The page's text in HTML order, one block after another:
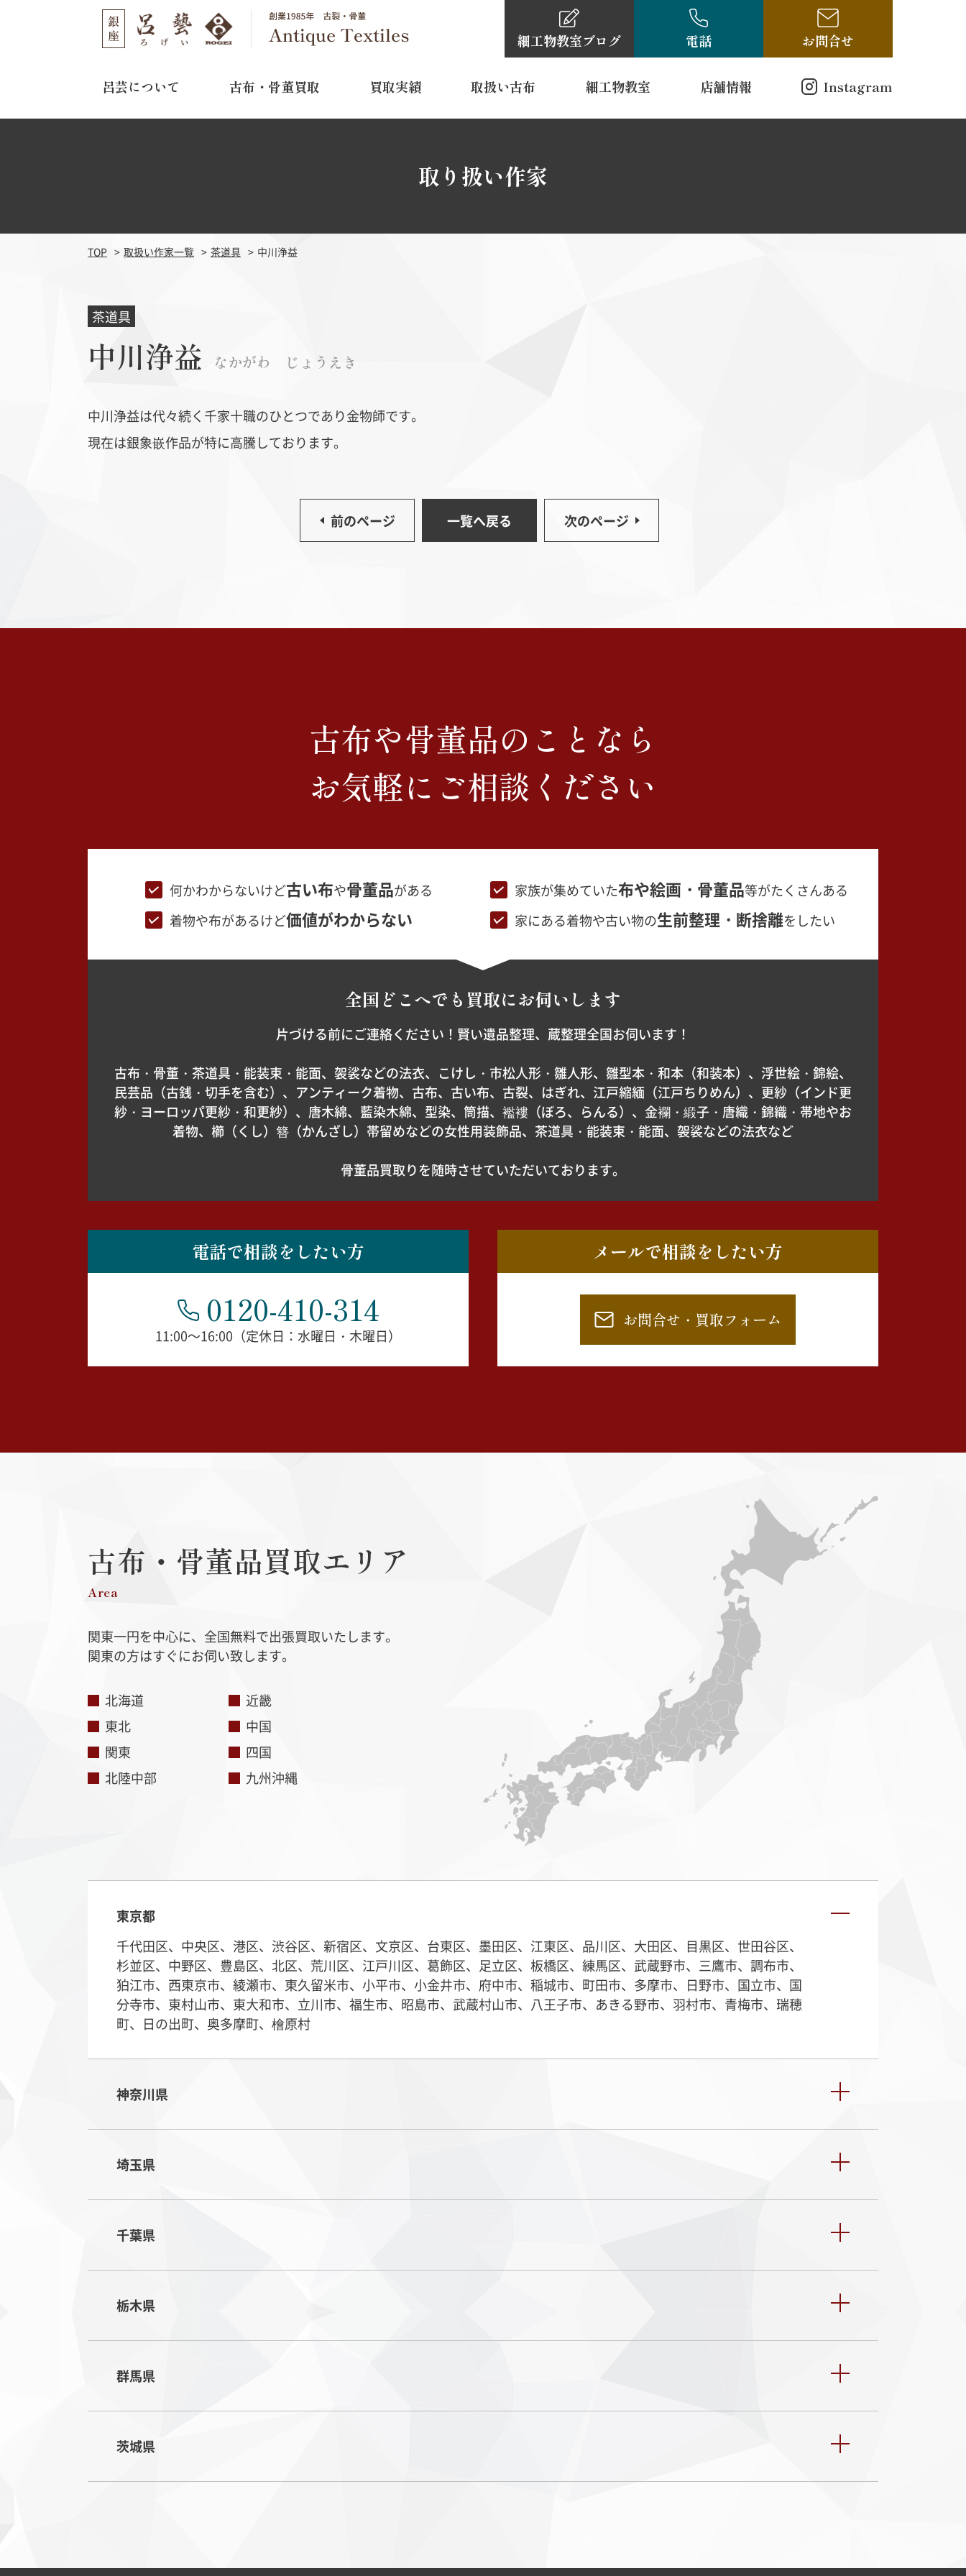
細工物教室ブログ 電話
定休日
水曜日・木曜日
TEL
お問合せ
呂芸について 古布・骨董買取
よくある質問
買取実績 取扱い古布 細工物教室 店舗情報 Instagram
取り扱い作家
TOP 取扱い作家一覧 茶道具 中川浄益
茶道具
中川浄益 なかがわ じょうえき
中川浄益は代々続く千家十職のひとつであり金物師です。
現在は銀象嵌作品が特に高騰しております。
前のページ 一覧へ戻る 次のページ
古布や骨董品のことなら
お気軽にご相談ください
何かわからないけど古い布や骨董品がある 家族が集めていた布や絵画・骨董品等がたくさんある
着物や布があるけど価値がわからない 家にある着物や古い物の生前整理・断捨離をしたい
全国どこへでも 買取にお伺いします
片づける前にご連絡ください！賢い遺品整理、蔵整理全国お伺います！
古布・骨董・茶道具・能装束・能面、袈裟などの法衣、こけし・市松人形・雛人形、雛型本・和本（和装本）、浮世絵・錦絵、
民芸品（古銭・切手を含む）、アンティーク着物、古布、古い布、古裂、はぎれ、江戸縮緬（江戸ちりめん）、更紗（インド更
紗・ヨーロッパ更紗・和更紗）、唐木綿、藍染木綿、型染、筒描、襤褸（ぼろ、らんる）、金襴・緞子・唐織・錦織・帯地やお
着物、櫛（くし）簪（かんざし）帯留めなどの女性用装飾品、茶道具・能装束・能面、袈裟などの法衣など
骨董品買取りを随時させていただいております。
電話で相談をしたい方
0120-410-314
11:00～16:00（定休日：水曜日・木曜日）
メールで相談をしたい方
お問合せ・買取フォーム
古布・骨董品買取エリア
Area
関東一円を中心に、全国無料で出張買取いたします。
関東の方はすぐにお伺い致します。
北海道
東北
関東
北陸中部
近畿
中国
四国
九州沖縄
東京都
千代田区、中央区、港区、渋谷区、新宿区、文京区、台東区、墨田区、江東区、品川区、大田区、目黒区、世田谷区、
杉並区、中野区、豊島区、北区、荒川区、江戸川区、葛飾区、足立区、板橋区、練馬区、武蔵野市、三鷹市、調布市、
狛江市、西東京市、綾瀬市、東久留米市、小平市、小金井市、府中市、稲城市、町田市、多摩市、日野市、国立市、国
分寺市、東村山市、東大和市、立川市、福生市、昭島市、武蔵村山市、八王子市、あきる野市、羽村市、青梅市、瑞穂
町、日の出町、奥多摩町、檜原村
神奈川県
埼玉県
千葉県
栃木県
群馬県
茨城県